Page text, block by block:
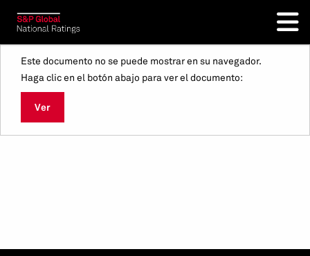
Este documento no se puede mostrar en su navegador.
Haga clic en el botón abajo para ver el documento:
Ver